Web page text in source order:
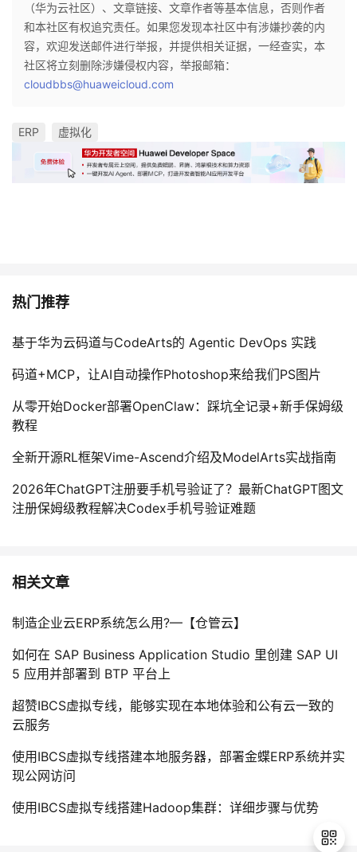
（华为云社区）、文章链接、文章作者等基本信息，否则作者
和本社区有权追究责任。如果您发现本社区中有涉嫌抄袭的内
容，欢迎发送邮件进行举报，并提供相关证据，一经查实，本
社区将立刻删除涉嫌侵权内容，举报邮箱：
cloudbbs@huaweicloud.com
ERP 虚拟化
热门推荐
基于华为云码道与CodeArts的 Agentic DevOps 实践
码道+MCP，让AI自动操作Photoshop来给我们PS图片
从零开始Docker部署OpenClaw：踩坑全记录+新手保姆级
教程
全新开源RL框架Vime-Ascend介绍及ModelArts实战指南
2026年ChatGPT注册要手机号验证了？最新ChatGPT图文
注册保姆级教程解决Codex手机号验证难题
相关文章
制造企业云ERP系统怎么用?—【仓管云】
如何在 SAP Business Application Studio 里创建 SAP UI
5 应用并部署到 BTP 平台上
超赞IBCS虚拟专线，能够实现在本地体验和公有云一致的
云服务
使用IBCS虚拟专线搭建本地服务器，部署金蝶ERP系统并实
现公网访问
使用IBCS虚拟专线搭建Hadoop集群：详细步骤与优势